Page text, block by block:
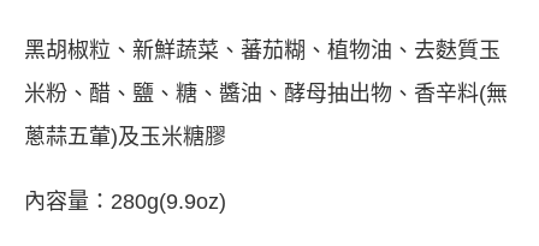
黑胡椒粒、新鮮蔬菜、蕃茄糊、植物油、去麩質玉
米粉、醋、鹽、糖、醬油、酵母抽出物、香辛料(無
蔥蒜五葷)及玉米糖膠
內容量：280g(9.9oz)